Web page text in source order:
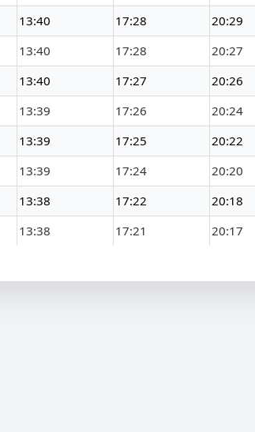
13:40 17:28 20:29
13:40 17:28 20:27
13:40 17:27 20:26
13:39 17:26 20:24
13:39 17:25 20:22
13:39 17:24 20:20
13:38 17:22 20:18
13:38 17:21 20:17